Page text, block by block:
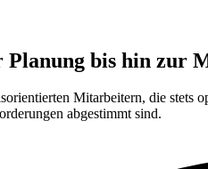
bis hin zur
Mitarbeitern, die stets
abgestimmt sind.